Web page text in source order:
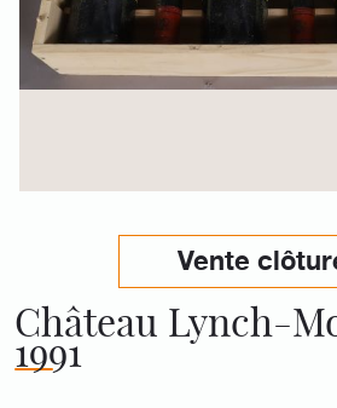
Vente
Château Lynch-
1991